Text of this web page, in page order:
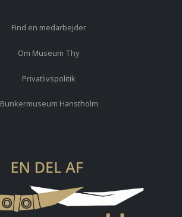
Find en medarbejder
Om Museum Thy
Privatlivspolitik
Bunkermuseum Hanstholm